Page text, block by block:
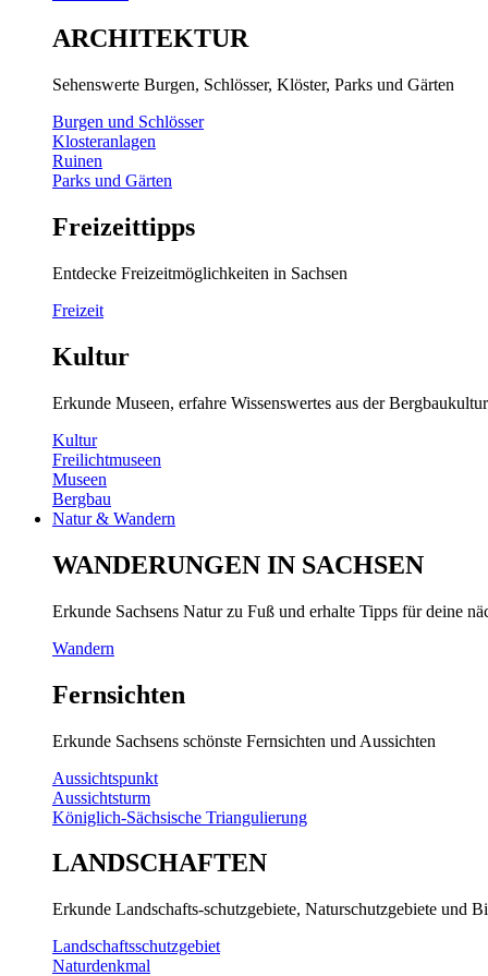
ARCHITEKTUR
Sehenswerte Burgen, Schlösser, Klöster, Parks und Gärten
Burgen und Schlösser
Klosteranlagen
Ruinen
Parks und Gärten
Freizeittipps
Entdecke Freizeitmöglichkeiten in Sachsen
Freizeit
Kultur
Erkunde Museen, erfahre Wissenswertes aus der
Kultur
Freilichtmuseen
Museen
Bergbau
Natur & Wandern
WANDERUNGEN IN SACHSEN
Erkunde Sachsens Natur zu Fuß und erhalte Tipps für deine
Wandern
Fernsichten
Erkunde Sachsens schönste Fernsichten und Aussichten
Aussichtspunkt
Aussichtsturm
Königlich-Sächsische Triangulierung
LANDSCHAFTEN
Erkunde Landschafts-schutzgebiete, Naturschutzgebiete und
Landschaftsschutzgebiet
Naturdenkmal